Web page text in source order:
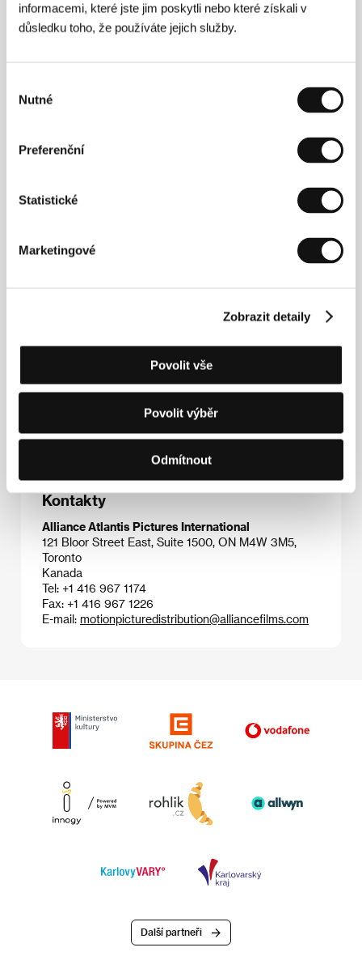
informacemi, které jste jim poskytli nebo které získali v
důsledku toho, že používáte jejich služby.
souhlasu
Nutné
Preferenční
Statistické
Marketingové
Zobrazit detaily
Povolit vše
Povolit výběr
Odmítnout
Režie
Todd Solondz
vystudoval film na New York University. V roce 1989
další snímek, hořká komedie
Vary 1999, získala Cenu FIPRESCI v Cannes a byla
deset nejpozoruhodnějších filmů roku byl listem The
New York Times zařazen jeho snímek
(Palindromes, 2004), bizarní příběh dvanáctileté dívky
jménem Aviva, která netouží po ničem jiném než stát
Kontakty
Alliance Atlantis Pictures International
121 Bloor Street East, Suite 1500, ON M4W 3M5,
Toronto
Kanada
Tel: +1 416 967 1174
Fax: +1 416 967 1226
E-mail: motionpicturedistribution@alliancefilms.com
Další partneři